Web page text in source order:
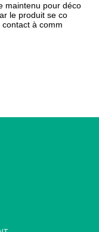
maintenu pour déco
le produit se co
à comm